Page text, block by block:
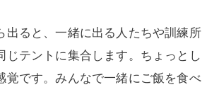
出ると、一緒に出る人たちや訓練所
じテントに集合します。ちょっとし
覚です。みんなで一緒にご飯を食べ